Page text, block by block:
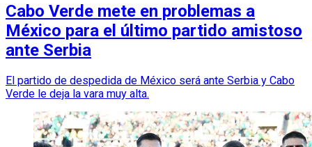
Cabo Verde mete en problemas a
México para el último partido amistoso
ante Serbia
El partido de despedida de México será ante Serbia y Cabo
Verde le deja la vara muy alta.